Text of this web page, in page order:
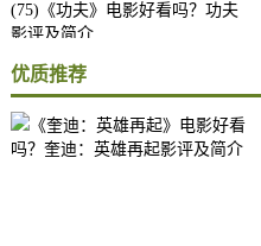
(75)《功夫》电影好看吗？功夫
影评及简介
优质推荐